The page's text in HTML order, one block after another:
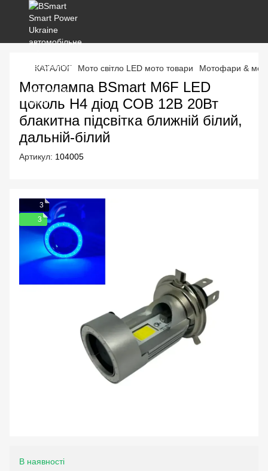
КАТАЛОГ Мото світло LED мото товари Мотофари &
Мотолампа BSmart M6F LED
цоколь H4 діод COB 12В 20Вт
блакитна підсвітка ближній білий,
дальній-білий
Артикул: 104005
3
3
В наявності